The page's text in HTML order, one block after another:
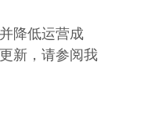
降低运营成
新，请参阅我